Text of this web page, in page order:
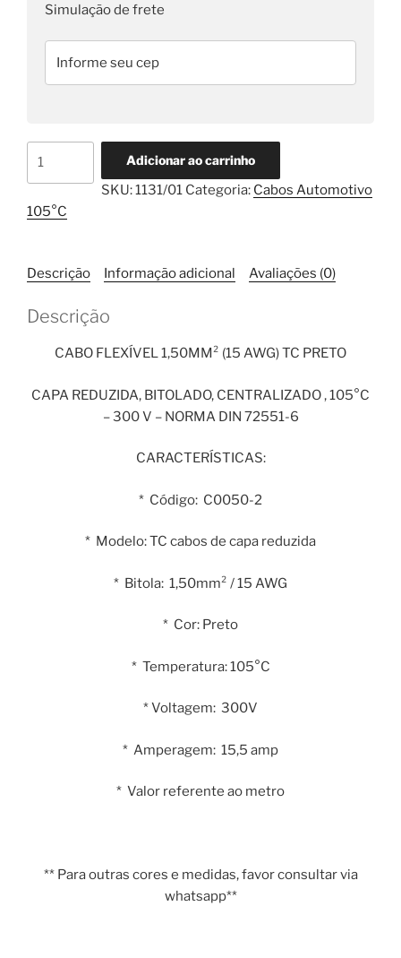
Simulação de frete
TC
Metro
Adicionar ao carrinho
SKU:1131/01 Categoria: Cabos Automotivo
105°C
Descrição Informação adicional Avaliações (0)
Descrição
CABO FLEXÍVEL 1,50MM² (15 AWG) TC PRETO
CAPA REDUZIDA, BITOLADO, CENTRALIZADO , 105°C
– 300 V – NORMA DIN 72551-6
CARACTERÍSTICAS:
* Código: C0050-2
* Modelo: TC cabos de capa reduzida
* Bitola: 1,50mm² / 15 AWG
* Cor: Preto
* Temperatura: 105°C
* Voltagem: 300V
* Amperagem: 15,5 amp
* Valor referente ao metro
** Para outras cores e medidas, favor consultar via
whatsapp**